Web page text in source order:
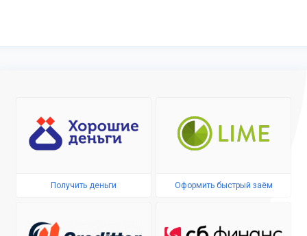
Получить деньги Оформить быстрый заём